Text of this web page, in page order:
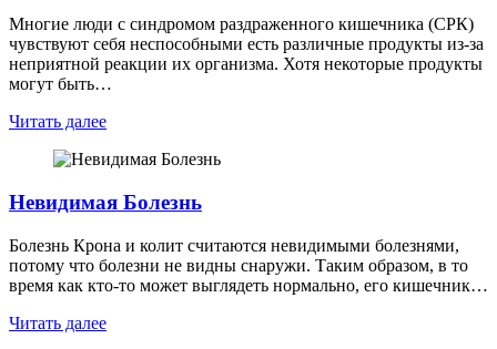
Многие люди с синдромом раздраженного кишечника (СРК)
чувствуют себя неспособными есть различные продукты из-за
неприятной реакции их организма. Хотя некоторые продукты
могут быть…
Читать далее
Невидимая Болезнь
Болезнь Крона и колит считаются невидимыми болезнями,
потому что болезни не видны снаружи. Таким образом, в то
время как кто-то может выглядеть нормально, его кишечник…
Читать далее